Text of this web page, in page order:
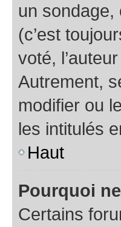
un
(c’est
voté,
Autrement,
modifier ou
les intitulés
Haut
Pourquoi
Certains